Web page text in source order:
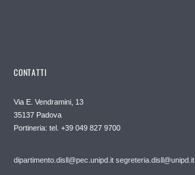
CONTATTI
Via E. Vendramini, 13
35137 Padova
Portineria: tel. +39 049 827 9700
dipartimento.disll@pec.unipd.it segreteria.disll@unipd.it